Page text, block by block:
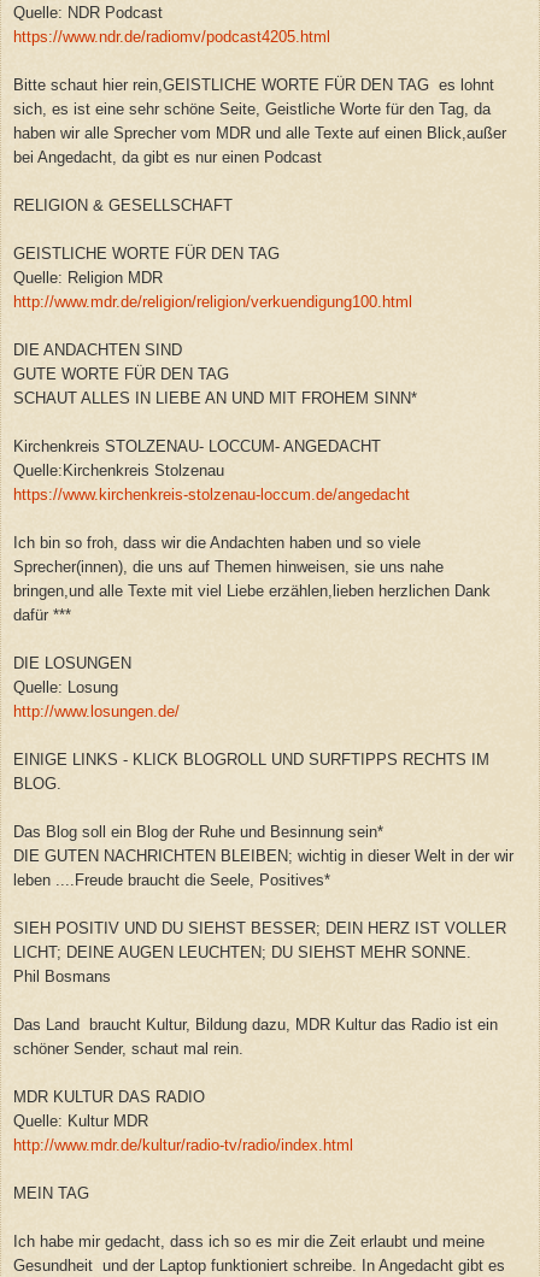
Quelle: NDR Podcast
https://www.ndr.de/radiomv/podcast4205.html
Bitte schaut hier rein,GEISTLICHE WORTE FÜR DEN TAG es lohnt
sich, es ist eine sehr schöne Seite, Geistliche Worte für den Tag, da
haben wir alle Sprecher vom MDR und alle Texte auf einen Blick,außer
bei Angedacht, da gibt es nur einen Podcast
RELIGION & GESELLSCHAFT
GEISTLICHE WORTE FÜR DEN TAG
Quelle: Religion MDR
http://www.mdr.de/religion/religion/verkuendigung100.html
DIE ANDACHTEN SIND
GUTE WORTE FÜR DEN TAG
SCHAUT ALLES IN LIEBE AN UND MIT FROHEM SINN*
Kirchenkreis STOLZENAU- LOCCUM- ANGEDACHT
Quelle:Kirchenkreis Stolzenau
https://www.kirchenkreis-stolzenau-loccum.de/angedacht
Ich bin so froh, dass wir die Andachten haben und so viele
Sprecher(innen), die uns auf Themen hinweisen, sie uns nahe
bringen,und alle Texte mit viel Liebe erzählen,lieben herzlichen Dank
dafür ***
DIE LOSUNGEN
Quelle: Losung
http://www.losungen.de/
EINIGE LINKS - KLICK BLOGROLL UND SURFTIPPS RECHTS IM
BLOG.
Das Blog soll ein Blog der Ruhe und Besinnung sein*
DIE GUTEN NACHRICHTEN BLEIBEN; wichtig in dieser Welt in der wir
leben ....Freude braucht die Seele, Positives*
SIEH POSITIV UND DU SIEHST BESSER; DEIN HERZ IST VOLLER
LICHT; DEINE AUGEN LEUCHTEN; DU SIEHST MEHR SONNE.
Phil Bosmans
Das Land braucht Kultur, Bildung dazu, MDR Kultur das Radio ist ein
schöner Sender, schaut mal rein.
MDR KULTUR DAS RADIO
Quelle: Kultur MDR
http://www.mdr.de/kultur/radio-tv/radio/index.html
MEIN TAG
Ich habe mir gedacht, dass ich so es mir die Zeit erlaubt und meine
Gesundheit und der Laptop funktioniert schreibe. In Angedacht gibt es